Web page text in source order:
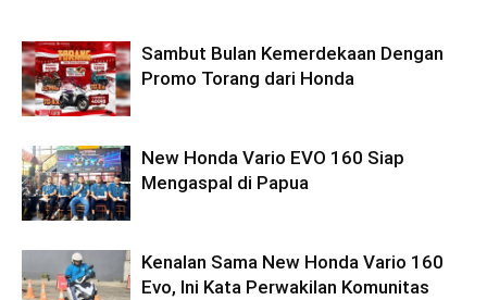
Sambut Bulan Kemerdekaan Dengan
Promo Torang dari Honda
New Honda Vario EVO 160 Siap
Mengaspal di Papua
Kenalan Sama New Honda Vario 160
Evo, Ini Kata Perwakilan Komunitas